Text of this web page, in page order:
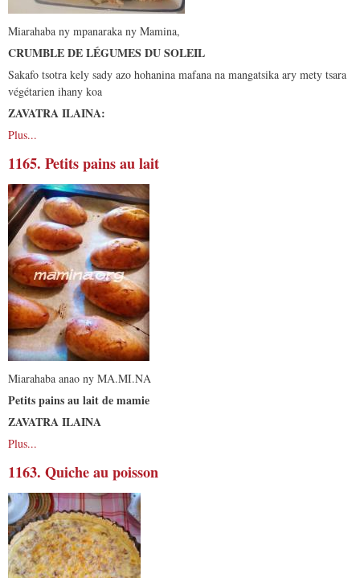
Miarahaba ny mpanaraka ny Mamina,
CRUMBLE DE LÉGUMES DU SOLEIL
Sakafo tsotra kely sady azo hohanina mafana na mangatsika ary mety tsara
végétarien ihany koa
ZAVATRA ILAINA:
Plus...
1165. Petits pains au lait
Miarahaba anao ny MA.MI.NA
Petits pains au lait de mamie
ZAVATRA ILAINA
Plus...
1163. Quiche au poisson